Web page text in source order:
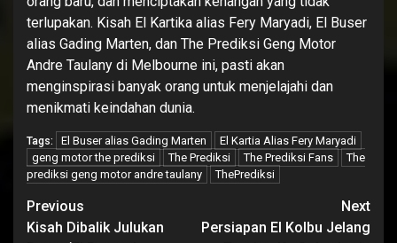
terlupakan. Kisah El Kartika alias Fery Maryadi, El Buser
alias Gading Marten, dan The Prediksi Geng Motor
Andre Taulany di Melbourne ini, pasti akan
menginspirasi banyak orang untuk menjelajahi dan
menikmati keindahan dunia.
Tags: El Buser alias Gading Marten
El Kartia Alias Fery Maryadi
geng motor the prediksi
The Prediksi The Prediksi Fans
The
prediksi geng motor andre taulany
ThePrediksi
Continue
Previous
Kisah Dibalik Julukan
Next
Persiapan El Kolbu Jelang